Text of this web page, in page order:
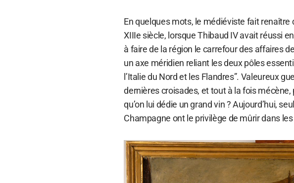
En quelques mots, le médiéviste fait renaître
XIIIe siècle, lorsque Thibaud IV avait réussi
à faire de la région le carrefour des affaires
un axe méridien reliant les deux pôles
l’Italie du Nord et les Flandres”. Valeureux
dernières croisades, et tout à la fois
qu’on lui dédie un grand vin ? Aujourd’hui,
Champagne ont le privilège de mûrir dans